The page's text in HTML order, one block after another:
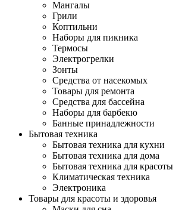
Мангалы
Грили
Коптильни
Наборы для пикника
Термосы
Электрогрелки
Зонты
Средства от насекомых
Товары для ремонта
Средства для бассейна
Наборы для барбекю
Банные принадлежности
Бытовая техника
Бытовая техника для кухни
Бытовая техника для дома
Бытовая техника для красоты
Климатическая техника
Электроника
Товары для красоты и здоровья